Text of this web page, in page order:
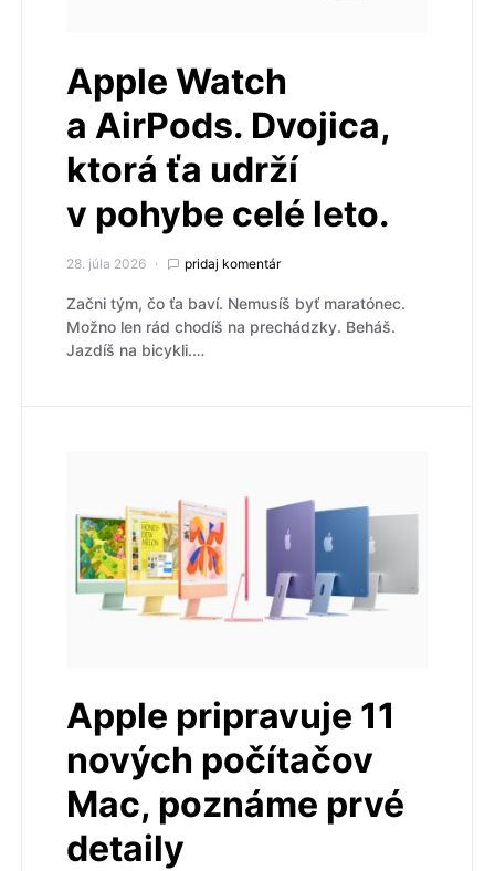
Apple Watch
a AirPods. Dvojica,
ktorá ťa udrží
v pohybe celé leto.
28. júla 2026 pridaj komentár
Začni tým, čo ťa baví. Nemusíš byť maratónec.
Možno len rád chodíš na prechádzky. Beháš.
Jazdíš na bicykli.…
Apple pripravuje 11
nových počítačov
Mac, poznáme prvé
detaily